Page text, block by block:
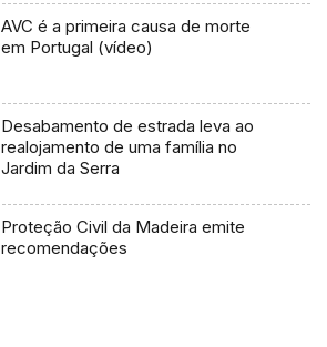
AVC é a primeira causa de morte
em Portugal (vídeo)
Desabamento de estrada leva ao
realojamento de uma família no
Jardim da Serra
Proteção Civil da Madeira emite
recomendações